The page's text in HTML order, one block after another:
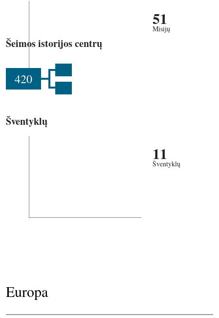
51
Misijų
Šeimos istorijos centrų
420
Šventyklų
11
Šventyklų
Europa